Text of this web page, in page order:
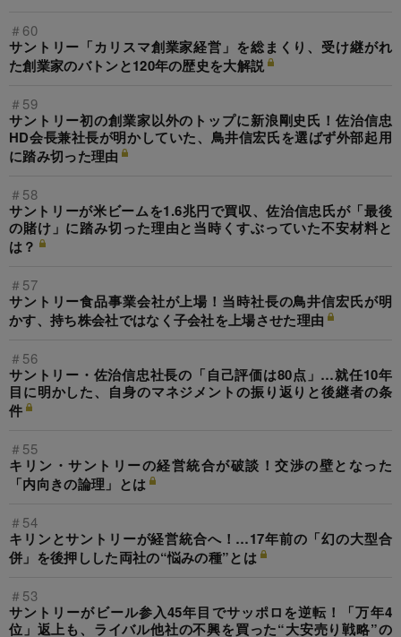
＃60
サントリー「カリスマ創業家経営」を総まくり、受け継がれ
た創業家のバトンと120年の歴史を大解説
＃59
サントリー初の創業家以外のトップに新浪剛史氏！佐治信忠
HD会長兼社長が明かしていた、鳥井信宏氏を選ばず外部起用
に踏み切った理由
＃58
サントリーが米ビームを1.6兆円で買収、佐治信忠氏が「最後
の賭け」に踏み切った理由と当時くすぶっていた不安材料と
は？
＃57
サントリー食品事業会社が上場！当時社長の鳥井信宏氏が明
かす、持ち株会社ではなく子会社を上場させた理由
＃56
サントリー・佐治信忠社長の「自己評価は80点」…就任10年
目に明かした、自身のマネジメントの振り返りと後継者の条
件
＃55
キリン・サントリーの経営統合が破談！交渉の壁となった
「内向きの論理」とは
＃54
キリンとサントリーが経営統合へ！…17年前の「幻の大型合
併」を後押しした両社の“悩みの種”とは
＃53
サントリーがビール参入45年目でサッポロを逆転！「万年4
位」返上も、ライバル他社の不興を買った“大安売り戦略”の